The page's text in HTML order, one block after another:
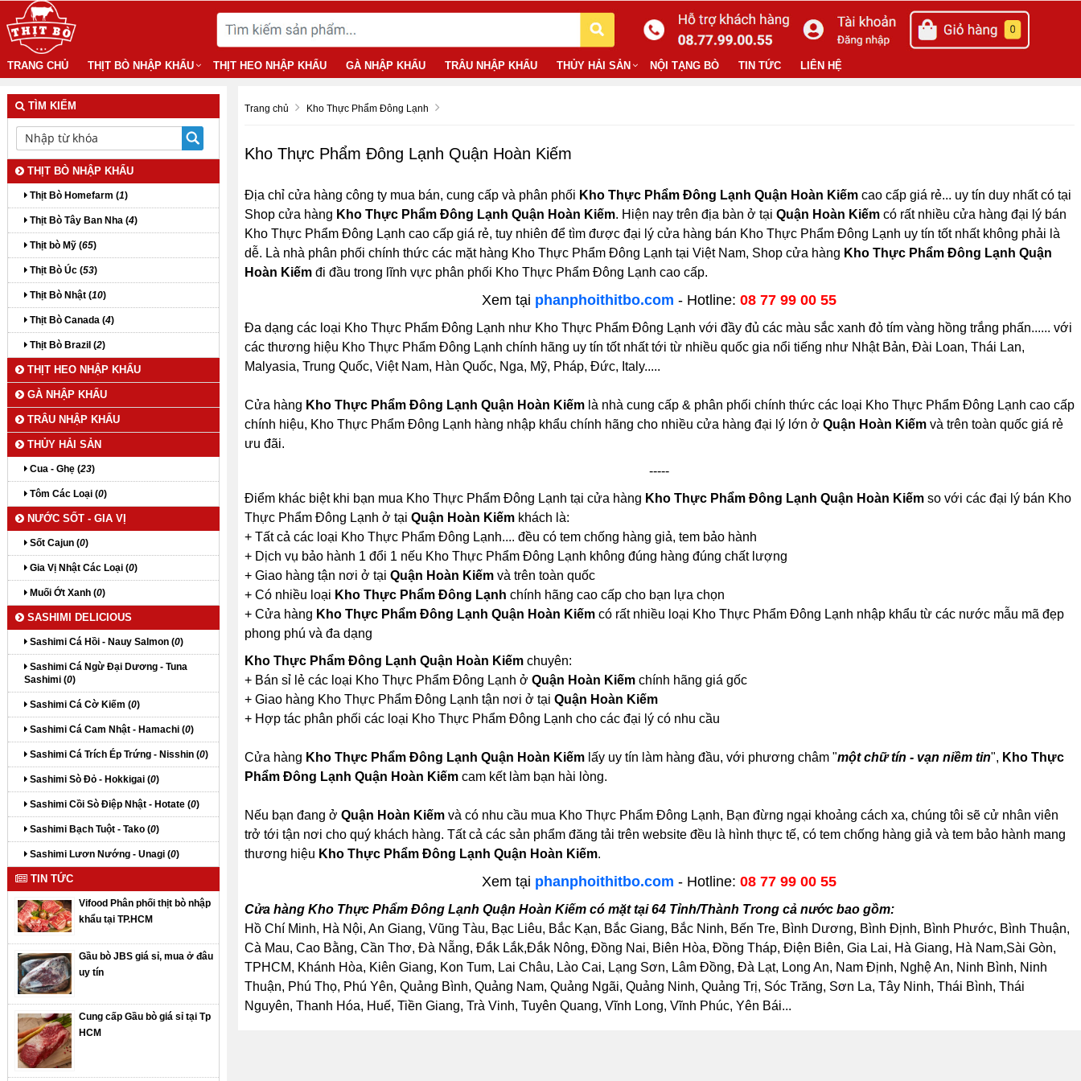
TRANG CHỦ THỊT BÒ NHẬP KHẨU THỊT HEO NHẬP KHẨU GÀ NHẬP KHẨU TRÂU NHẬP KHẨU THỦY HẢI SẢN NỘI TẠNG BÒ TIN TỨC LIÊN HỆ
Trang chủ Kho Thực Phẩm Đông Lạnh
Kho Thực Phẩm Đông Lạnh Quận Hoàn Kiếm
Địa chỉ cửa hàng công ty mua bán, cung cấp và phân phối Kho Thực Phẩm Đông Lạnh Quận Hoàn Kiếmcao cấp giá rẻ... uy tín duy nhất có tại
Shop cửa hàng Kho Thực Phẩm Đông Lạnh Quận Hoàn Kiếm. Hiện nay trên địa bàn ở tại Quận Hoàn Kiếmcó rất nhiều cửa hàng đại lý bán
Kho Thực Phẩm Đông Lạnh cao cấp giá rẻ, tuy nhiên để tìm được đại lý cửa hàng bán Kho Thực Phẩm Đông Lạnh uy tín tốt nhất không phải là
dễ. Là nhà phân phối chính thức các mặt hàng Kho Thực Phẩm Đông Lạnh tại Việt Nam, Shop cửa hàng Kho Thực Phẩm Đông Lạnh Quận
Hoàn Kiếmđi đầu trong lĩnh vực phân phối Kho Thực Phẩm Đông Lạnh cao cấp.
Xem tại phanphoithitbo.com - Hotline:08 77 99 00 55
Đa dạng các loại Kho Thực Phẩm Đông Lạnh như Kho Thực Phẩm Đông Lạnh với đầy đủ các màu sắc xanh đỏ tím vàng hồng trắng phấn...... với
các thương hiệu Kho Thực Phẩm Đông Lạnh chính hãng uy tín tốt nhất tới từ nhiều quốc gia nổi tiếng như Nhật Bản, Đài Loan, Thái Lan,
Malyasia, Trung Quốc, Việt Nam, Hàn Quốc, Nga, Mỹ, Pháp, Đức, Italy.....
Cửa hàng Kho Thực Phẩm Đông Lạnh Quận Hoàn Kiếmlà nhà cung cấp & phân phối chính thức các loại Kho Thực Phẩm Đông Lạnh cao cấp
chính hiệu, Kho Thực Phẩm Đông Lạnh hàng nhập khẩu chính hãng cho nhiều cửa hàng đại lý lớn ở Quận Hoàn Kiếmvà trên toàn quốc giá rẻ
ưu đãi.
-----
Điểm khác biệt khi bạn mua Kho Thực Phẩm Đông Lạnh tại cửa hàng Kho Thực Phẩm Đông Lạnh Quận Hoàn Kiếmso với các đại lý bán Kho
Thực Phẩm Đông Lạnh ở tại Quận Hoàn Kiếmkhách là:
+ Tất cả các loại Kho Thực Phẩm Đông Lạnh.... đều có tem chống hàng giả, tem bảo hành
+ Dịch vụ bảo hành 1 đổi 1 nếu Kho Thực Phẩm Đông Lạnh không đúng hàng đúng chất lượng
+ Giao hàng tận nơi ở tại Quận Hoàn Kiếmvà trên toàn quốc
+ Có nhiều loại Kho Thực Phẩm Đông Lạnh chính hãng cao cấp cho bạn lựa chọn
+ Cửa hàng Kho Thực Phẩm Đông Lạnh Quận Hoàn Kiếmcó rất nhiều loại Kho Thực Phẩm Đông Lạnh nhập khẩu từ các nước mẫu mã đẹp
phong phú và đa dạng
Kho Thực Phẩm Đông Lạnh Quận Hoàn Kiếm chuyên:
+ Bán sỉ lẻ các loại Kho Thực Phẩm Đông Lạnh ở Quận Hoàn Kiếmchính hãng giá gốc
+ Giao hàng Kho Thực Phẩm Đông Lạnh tận nơi ở tại Quận Hoàn Kiếm
+ Hợp tác phân phối các loại Kho Thực Phẩm Đông Lạnh cho các đại lý có nhu cầu
Cửa hàng Kho Thực Phẩm Đông Lạnh Quận Hoàn Kiếmlấy uy tín làm hàng đầu, với phương châm "một chữ tín - vạn niềm tin", Kho Thực
Phẩm Đông Lạnh Quận Hoàn Kiếmcam kết làm bạn hài lòng.
Nếu bạn đang ở Quận Hoàn Kiếmvà có nhu cầu mua Kho Thực Phẩm Đông Lạnh, Bạn đừng ngại khoảng cách xa, chúng tôi sẽ cử nhân viên
trở tới tận nơi cho quý khách hàng. Tất cả các sản phẩm đăng tải trên website đều là hình thực tế, có tem chống hàng giả và tem bảo hành mang
thương hiệu Kho Thực Phẩm Đông Lạnh Quận Hoàn Kiếm.
Xem tại phanphoithitbo.com - Hotline:08 77 99 00 55
Cửa hàng Kho Thực Phẩm Đông Lạnh Quận Hoàn Kiếm có mặt tại 64 Tỉnh/Thành Trong cả nước bao gồm:
Hồ Chí Minh, Hà Nội, An Giang, Vũng Tàu, Bạc Liêu, Bắc Kạn, Bắc Giang, Bắc Ninh, Bến Tre, Bình Dương, Bình Định, Bình Phước, Bình Thuận,
Cà Mau, Cao Bằng, Cần Thơ, Đà Nẵng, Đắk Lắk,Đắk Nông, Đồng Nai, Biên Hòa, Đồng Tháp, Điện Biên, Gia Lai, Hà Giang, Hà Nam,Sài Gòn,
TPHCM, Khánh Hòa, Kiên Giang, Kon Tum, Lai Châu, Lào Cai, Lạng Sơn, Lâm Đồng, Đà Lạt, Long An, Nam Định, Nghệ An, Ninh Bình, Ninh
Thuận, Phú Thọ, Phú Yên, Quảng Bình, Quảng Nam, Quảng Ngãi, Quảng Ninh, Quảng Trị, Sóc Trăng, Sơn La, Tây Ninh, Thái Bình, Thái
Nguyên, Thanh Hóa, Huế, Tiền Giang, Trà Vinh, Tuyên Quang, Vĩnh Long, Vĩnh Phúc, Yên Bái...
TÌM KIẾM
THỊT BÒ NHẬP KHẨU
Thịt Bò Homefarm (1)
Thịt Bò Tây Ban Nha (4)
Thịt bò Mỹ (65)
Thịt Bò Úc (53)
Thịt Bò Nhật (10)
Thịt Bò Canada (4)
Thịt Bò Brazil (2)
THỊT HEO NHẬP KHẨU
GÀ NHẬP KHẨU
TRÂU NHẬP KHẨU
THỦY HẢI SẢN
Cua - Ghẹ (23)
Tôm Các Loại (0)
NƯỚC SỐT - GIA VỊ
Sốt Cajun (0)
Gia Vị Nhật Các Loại (0)
Muối Ớt Xanh (0)
SASHIMI DELICIOUS
Sashimi Cá Hồi - Nauy Salmon (0)
Sashimi Cá Ngừ Đại Dương - Tuna
Sashimi (0)
Sashimi Cá Cờ Kiếm (0)
Sashimi Cá Cam Nhật - Hamachi (0)
Sashimi Cá Trích Ép Trứng - Nisshin (0)
Sashimi Sò Đỏ - Hokkigai (0)
Sashimi Cồi Sò Điệp Nhật - Hotate (0)
Sashimi Bạch Tuột - Tako (0)
Sashimi Lươn Nướng - Unagi (0)
TIN TỨC
Vifood Phân phối thịt bò nhập
khẩu tại TP.HCM
Gầu bò JBS giá sỉ, mua ở đâu
uy tín
Cung cấp Gầu bò giá sỉ tại Tp
HCM